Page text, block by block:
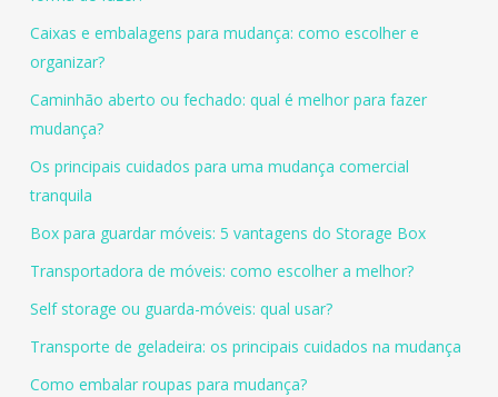
Caixas e embalagens para mudança: como escolher e
organizar?
Caminhão aberto ou fechado: qual é melhor para fazer
mudança?
Os principais cuidados para uma mudança comercial
tranquila
Box para guardar móveis: 5 vantagens do Storage Box
Transportadora de móveis: como escolher a melhor?
Self storage ou guarda-móveis: qual usar?
Transporte de geladeira: os principais cuidados na mudança
Como embalar roupas para mudança?